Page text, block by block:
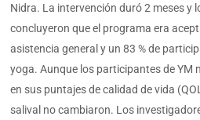
Nidra. La intervención duró 2 meses y
concluyeron que el programa era
asistencia general y un 83 % de
yoga. Aunque los participantes de
en sus puntajes de calidad de vida
salival no cambiaron. Los